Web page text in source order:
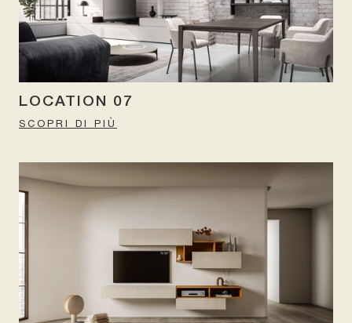
LOCATION 07
SCOPRI DI PIÙ